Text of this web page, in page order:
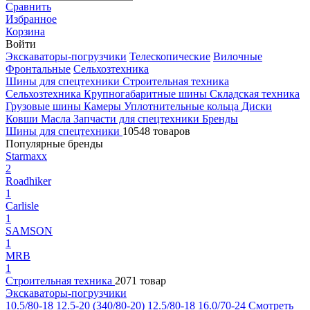
Сравнить
Избранное
Корзина
Войти
Экскаваторы-погрузчики Телескопические Вилочные
Фронтальные Сельхозтехника
Шины для спецтехники Строительная техника
Сельхозтехника Крупногабаритные шины Складская техника
Грузовые шины Камеры Уплотнительные кольца Диски
Ковши Масла Запчасти для спецтехники Бренды
Шины для спецтехники 10548 товаров
Популярные бренды
Starmaxx
2
Roadhiker
1
Carlisle
1
SAMSON
1
MRB
1
Строительная техника 2071 товар
Экскаваторы-погрузчики
10.5/80-18 12.5-20 (340/80-20) 12.5/80-18 16.0/70-24 Смотреть